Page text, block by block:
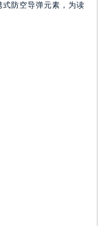
防空导弹元素，为读